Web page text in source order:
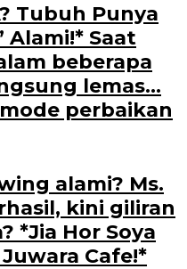
Tubuh Punya
Alami!* Saat
beberapa
lemas…
perbaikan
alami? Ms.
kini giliran
*Jia Hor Soya
Cafe!*